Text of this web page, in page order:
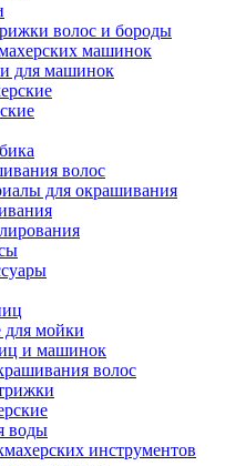
волос и бороды
машинок
для машинок
волос
для окрашивания
мойки
и машинок
волос
воды
инструментов